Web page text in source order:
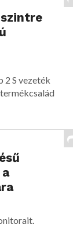
szintre
2 S vezeték